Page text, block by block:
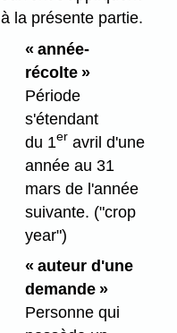
à la présente partie.
« année-
récolte »
Période
s'étendant
du 1er avril d'une
année au 31
mars de l'année
suivante. ("crop
year")
« auteur d'une
demande »
Personne qui